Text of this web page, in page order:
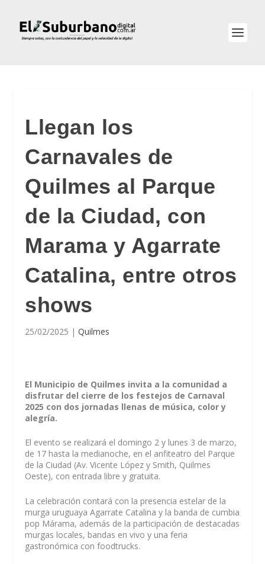
Llegan los
Carnavales de
Quilmes al Parque
de la Ciudad, con
Marama y Agarrate
Catalina, entre otros
shows
25/02/2025 |Quilmes
El Municipio de Quilmes invita a la comunidad a
disfrutar del cierre de los festejos de Carnaval
2025 con dos jornadas llenas de música, color y
alegría.
El evento se realizará el domingo 2 y lunes 3 de marzo,
de 17 hasta la medianoche, en el anfiteatro del Parque
de la Ciudad (Av. Vicente López y Smith, Quilmes
Oeste), con entrada libre y gratuita.
La celebración contará con la presencia estelar de la
murga uruguaya Agarrate Catalina y la banda de cumbia
pop Márama, además de la participación de destacadas
murgas locales, bandas en vivo y una feria
gastronómica con foodtrucks.